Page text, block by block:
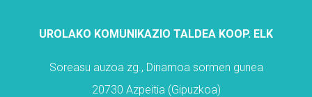
UROLAKO KOMUNIKAZIO TALDEA KOOP. ELK
Soreasu auzoa zg., Dinamoa sormen gunea
20730 Azpeitia (Gipuzkoa)